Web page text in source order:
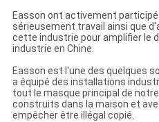
Easson ont activement
sérieusement travail ainsi que
cette industrie pour amplifier le
industrie en Chine.
Easson est l'une des quelques
a équipé des installations
tout le masque principal de
construits dans la maison et
empêcher être illégal copié.